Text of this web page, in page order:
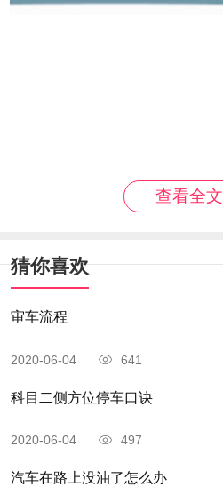
查看全文
猜你喜欢
审车流程
2020-06-04 641
科目二侧方位停车口诀
2020-06-04 497
汽车在路上没油了怎么办